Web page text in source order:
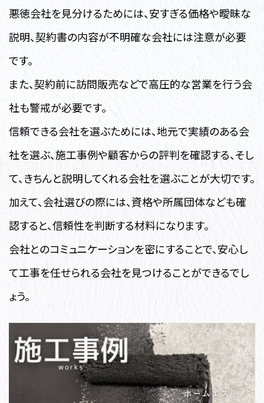
悪徳会社を見分けるためには、安すぎる価格や曖昧な
説明、契約書の内容が不明確な会社には注意が必要
です。
また、契約前に訪問販売などで高圧的な営業を行う会
社も警戒が必要です。
信頼できる会社を選ぶためには、地元で実績のある会
社を選ぶ、施工事例や顧客からの評判を確認する、そし
て、きちんと説明してくれる会社を選ぶことが大切です。
加えて、会社選びの際には、資格や所属団体なども確
認すると、信頼性を判断する材料になります。
会社とのコミュニケーションを密にすることで、安心し
て工事を任せられる会社を見つけることができるでし
ょう。